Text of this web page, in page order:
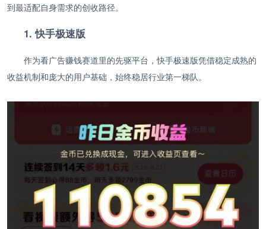
到最适配自身需求的创收路径。
1. 快手极速版
作为看广告赚钱赛道里的先驱平台，快手极速版凭借稳定成熟的
收益机制和庞大的用户基础，始终稳居行业第一梯队。